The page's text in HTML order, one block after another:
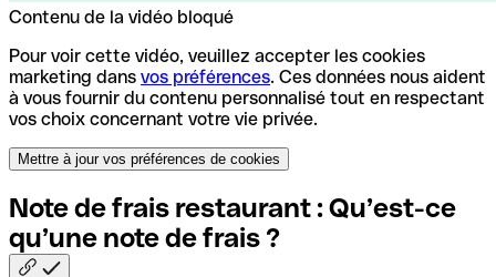
Contenu de la vidéo bloqué
Pour voir cette vidéo, veuillez accepter les cookies
marketing dans vos préférences. Ces données nous aident
à vous fournir du contenu personnalisé tout en respectant
vos choix concernant votre vie privée.
Mettre à jour vos préférences de cookies
Note de frais restaurant : Qu’est-ce
qu’une note de frais ?